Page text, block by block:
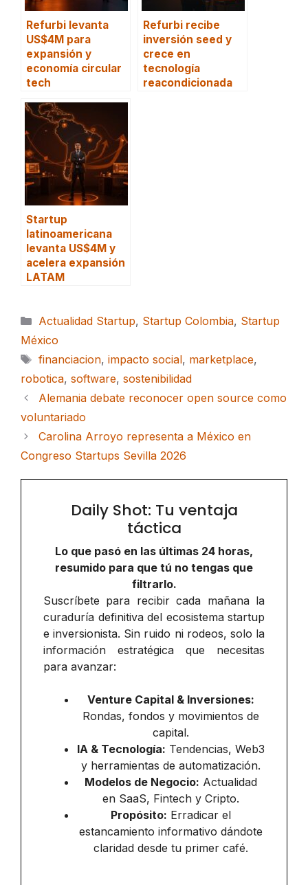
Refurbi levanta
US$4M para
expansión y
economía circular
tech
Refurbi recibe
inversión seed y
crece en
tecnología
reacondicionada
Startup
latinoamericana
levanta US$4M y
acelera expansión
LATAM
Categorías
Actualidad Startup, Startup Colombia, Startup
México
Etiquetas
financiacion, impacto social, marketplace,
robotica, software, sostenibilidad
Alemania debate reconocer open source como
voluntariado
Carolina Arroyo representa a México en
Congreso Startups Sevilla 2026
Daily Shot: Tu ventaja
táctica
Lo que pasó en las últimas 24 horas,
resumido para que tú no tengas que
filtrarlo.
Suscríbete para recibir cada mañana la
curaduría definitiva del ecosistema startup
e inversionista. Sin ruido ni rodeos, solo la
información estratégica que necesitas
para avanzar:
Venture Capital & Inversiones:
Rondas, fondos y movimientos de
capital.
IA & Tecnología: Tendencias, Web3
y herramientas de automatización.
Modelos de Negocio: Actualidad
en SaaS, Fintech y Cripto.
Propósito: Erradicar el
estancamiento informativo dándote
claridad desde tu primer café.